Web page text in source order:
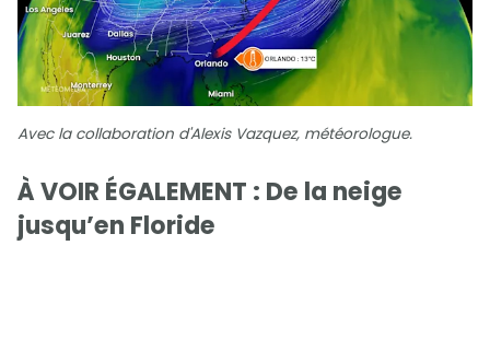
Avec la collaboration d'Alexis Vazquez, météorologue.
À VOIR ÉGALEMENT : De la neige
jusqu’en Floride